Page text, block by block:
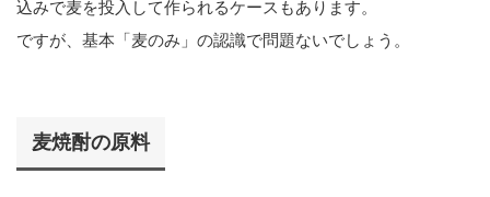
込みで麦を投入して作られるケースもあります。
ですが、基本「麦のみ」の認識で問題ないでしょう。
麦焼酎の原料